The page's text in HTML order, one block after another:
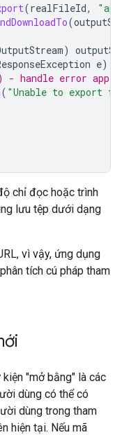
(realFileId,
(
)
e)
- handle error
( "Unable to export
chỉ đọc hoặc trình
lưu tệp dưới dạng
vì vậy, ứng dụng
tích cú pháp tham
"mở bằng" là các
dùng có thể có
dùng trong tham
hiện tại. Nếu mã